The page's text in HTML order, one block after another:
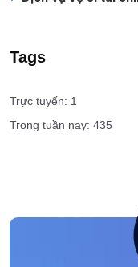
Tags
Trực tuyến: 1
Trong tuần nay: 435